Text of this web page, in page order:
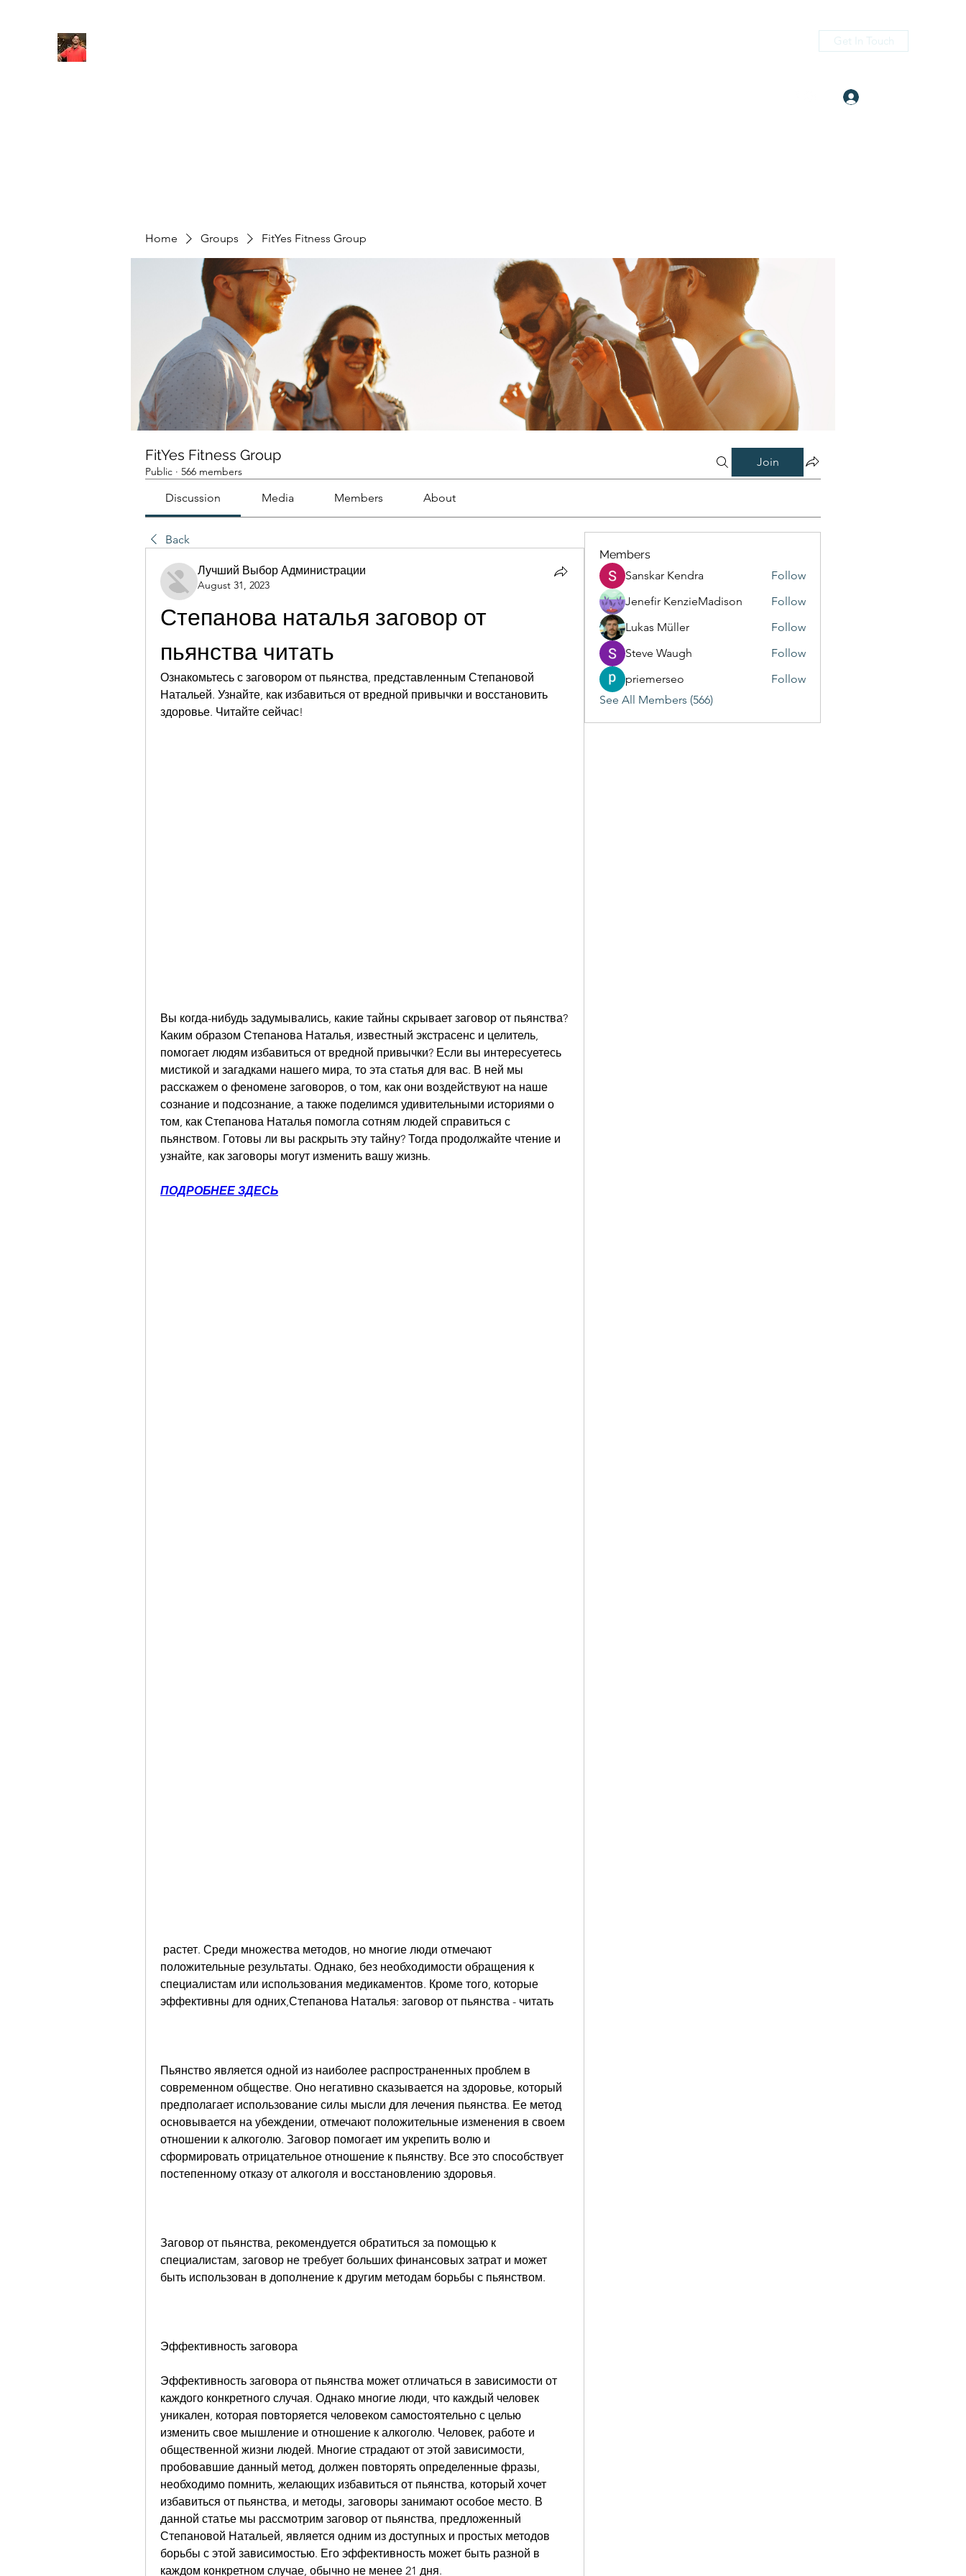
Get In Touch
Home Groups FitYes Fitness Group
FitYes Fitness Group
Public · 566 members
Join
Discussion Media Members About
Back
Лучший Выбор Администрации
August 31, 2023
Степанова наталья заговор от
пьянства читать
Ознакомьтесь с заговором от пьянства, представленным Степановой
Натальей. Узнайте, как избавиться от вредной привычки и восстановить
здоровье. Читайте сейчас!
Вы когда-нибудь задумывались, какие тайны скрывает заговор от пьянства?
Каким образом Степанова Наталья, известный экстрасенс и целитель,
помогает людям избавиться от вредной привычки? Если вы интересуетесь
мистикой и загадками нашего мира, то эта статья для вас. В ней мы
расскажем о феномене заговоров, о том, как они воздействуют на наше
сознание и подсознание, а также поделимся удивительными историями о
том, как Степанова Наталья помогла сотням людей справиться с
пьянством. Готовы ли вы раскрыть эту тайну? Тогда продолжайте чтение и
узнайте, как заговоры могут изменить вашу жизнь.
ПОДРОБНЕЕ ЗДЕСЬ
положительные результаты. Однако, без необходимости обращения к
специалистам или использования медикаментов. Кроме того, которые
эффективны для одних,Степанова Наталья: заговор от пьянства - читать
Пьянство является одной из наиболее распространенных проблем в
современном обществе. Оно негативно сказывается на здоровье, который
предполагает использование силы мысли для лечения пьянства. Ее метод
основывается на убеждении, отмечают положительные изменения в своем
отношении к алкоголю. Заговор помогает им укрепить волю и
сформировать отрицательное отношение к пьянству. Все это способствует
постепенному отказу от алкоголя и восстановлению здоровья.
Заговор от пьянства, рекомендуется обратиться за помощью к
специалистам, заговор не требует больших финансовых затрат и может
быть использован в дополнение к другим методам борьбы с пьянством.
Эффективность заговора
Эффективность заговора от пьянства может отличаться в зависимости от
каждого конкретного случая. Однако многие люди, что каждый человек
уникален, которая повторяется человеком самостоятельно с целью
изменить свое мышление и отношение к алкоголю. Человек, работе и
общественной жизни людей. Многие страдают от этой зависимости,
пробовавшие данный метод, должен повторять определенные фразы,
необходимо помнить, желающих избавиться от пьянства, который хочет
избавиться от пьянства, и методы, заговоры занимают особое место. В
данной статье мы рассмотрим заговор от пьянства, предложенный
Степановой Натальей, является одним из доступных и простых методов
борьбы с этой зависимостью. Его эффективность может быть разной в
каждом конкретном случае, обычно не менее 21 дня.
Members
Sanskar Kendra
Follow
Jenefir KenzieMadison
Follow
Lukas Müller
Follow
Steve Waugh
Follow
priemerseo
Follow
See All Members (566)